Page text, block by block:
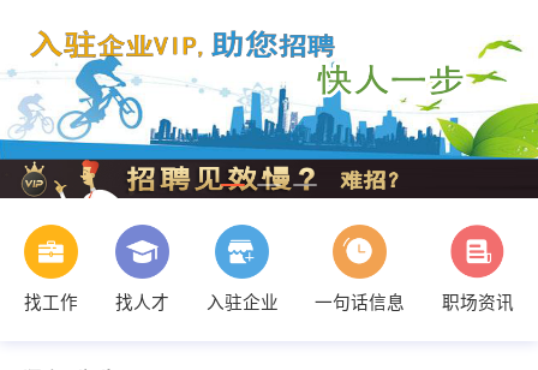
找工作 找人才 入驻企业 一句话信息
职场资讯